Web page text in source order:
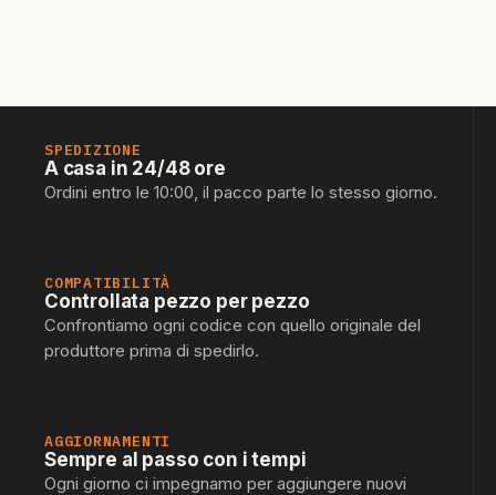
SPEDIZIONE
A casa in 24/48 ore
Ordini entro le 10:00, il pacco parte lo stesso giorno.
COMPATIBILITÀ
Controllata pezzo per pezzo
Confrontiamo ogni codice con quello originale del
produttore prima di spedirlo.
AGGIORNAMENTI
Sempre al passo con i tempi
Ogni giorno ci impegnamo per aggiungere nuovi